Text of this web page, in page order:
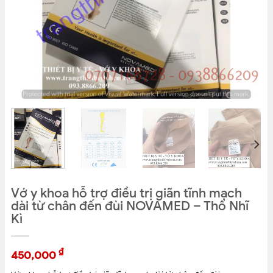
Vớ y khoa hỗ trợ điều trị giãn tĩnh mạch
dài từ chân đến đùi NOVAMED – Thổ Nhĩ
Kì
450,000 ₫